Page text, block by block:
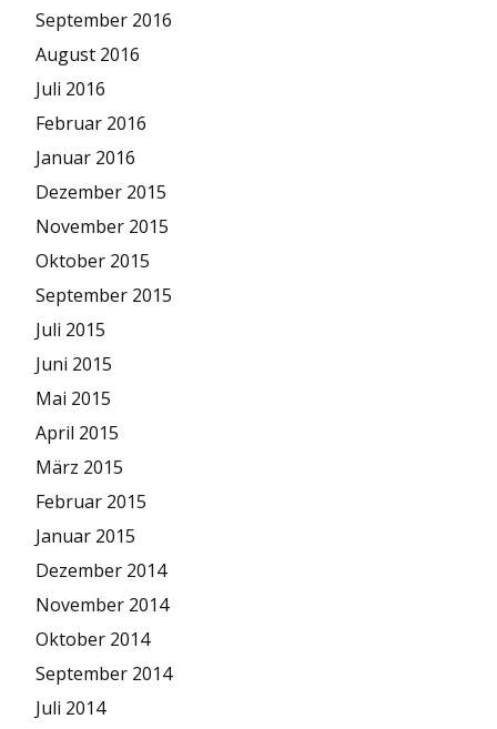
September 2016
August 2016
Juli 2016
Februar 2016
Januar 2016
Dezember 2015
November 2015
Oktober 2015
September 2015
Juli 2015
Juni 2015
Mai 2015
April 2015
März 2015
Februar 2015
Januar 2015
Dezember 2014
November 2014
Oktober 2014
September 2014
Juli 2014